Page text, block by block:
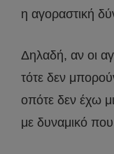
η αγοραστική
Δηλαδή, αν οι
τότε δεν
οπότε δεν έχω
με δυναμικό